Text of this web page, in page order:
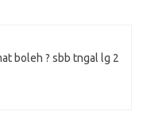
boleh ? sbb tngal lg 2